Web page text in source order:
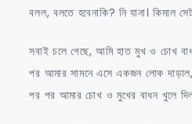
বলল, বলতে হবেনাকি? নি যানা। কিমাল
সবাই চলে গেছে, আমি হাত মুখ ও চোখ
পর আমার সামনে এসে একজন লোক
পর পর আমার চোখ ও মুখের বাধন খুলে